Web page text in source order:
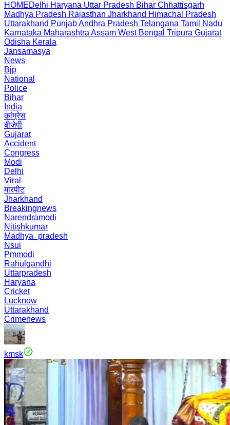
HOMEDelhi Haryana Uttar Pradesh Bihar Chhattisgarh
Madhya Pradesh Rajasthan Jharkhand Himachal Pradesh
Uttarakhand PunjabAndhra Pradesh Telangana Tamil Nadu
Karnataka Maharashtra Assam West Bengal Tripura Gujarat
Odisha Kerala
Jansamasya
News
Bjp
National
Police
Bihar
India
कांग्रेस
बीजेपी
Gujarat
Accident
Congress
Modi
Delhi
Viral
मारपीट
Jharkhand
Breakingnews
Narendramodi
Nitishkumar
Madhya_pradesh
Nsui
Pmmodi
Rahulgandhi
Uttarpradesh
Haryana
Cricket
Lucknow
Uttarakhand
Crimenews
kmsk